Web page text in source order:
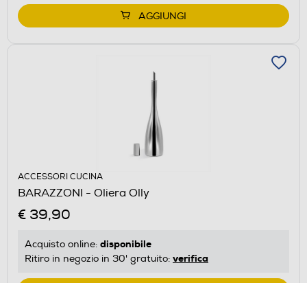
AGGIUNGI
ACCESSORI CUCINA
BARAZZONI - Oliera Olly
€ 39,90
Acquisto online: disponibile
Ritiro in negozio in 30' gratuito: verifica